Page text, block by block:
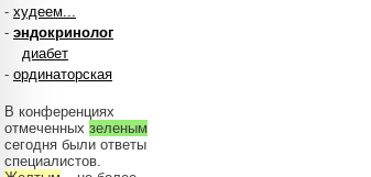
- худеем...
- эндокринолог
диабет
- ординаторская
В конференциях
отмеченных зеленым
сегодня были ответы
специалистов.